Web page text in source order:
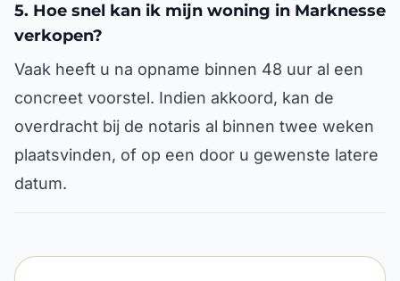
5. Hoe snel kan ik mijn woning in Marknesse
verkopen?
Vaak heeft u na opname binnen 48 uur al een
concreet voorstel. Indien akkoord, kan de
overdracht bij de notaris al binnen twee weken
plaatsvinden, of op een door u gewenste latere
datum.